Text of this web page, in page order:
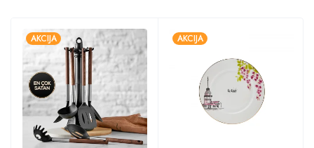
AKCIJA AKCIJA